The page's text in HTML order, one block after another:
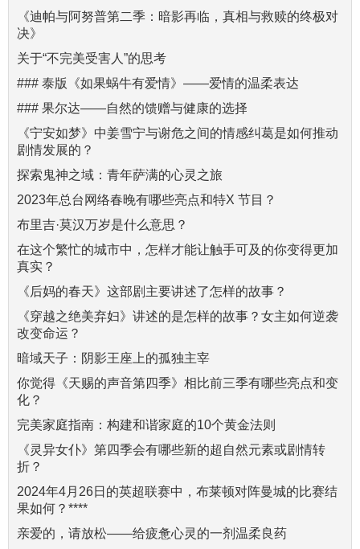
《迪帕与阿努普第二季：暗影再临，真相与救赎的终极对
决》
关于“不完美受害人”的思考
### 泰版《如果蜗牛有爱情》——爱情的温柔表达
### 果尔达——自然的馈赠与健康的选择
《宁安如梦》中姜雪宁与谢危之间的情感纠葛是如何推动
剧情发展的？
探索鬼神之域：青年萨满的心灵之旅
2023年总台网络春晚有哪些亮点和特X 节目？
布里吉·莫汉万岁是什么意思？
在这个繁忙的城市中，怎样才能让触手可及的你变得更加
真实？
《后妈的春天》这部剧主要讲述了怎样的故事？
《穿越之绝美弃妇》讲述的是怎样的故事？女主如何逆袭
改变命运？
暗域天子：阴影王座上的孤独主宰
你觉得《天赐的声音第四季》相比前三季有哪些亮点和变
化？
完美家庭指南：构建和谐家庭的10个黄金法则
《灵异女仆》第四季会有哪些新的超自然元素或剧情转
折？
2024年4月26日的英超联赛中，布莱顿对阵曼城的比赛结
果如何？****
亲爱的，请放松——给疲惫心灵的一剂温柔良药